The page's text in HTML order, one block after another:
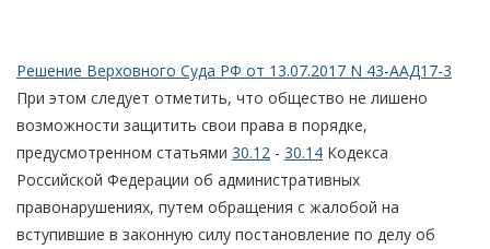
Решение Верховного Суда РФ от 13.07.2017 N 43-ААД17-3
При этом следует отметить, что общество не лишено
возможности защитить свои права в порядке,
предусмотренном статьями 30.12 - 30.14 Кодекса
Российской Федерации об административных
правонарушениях, путем обращения с жалобой на
вступившие в законную силу постановление по делу об